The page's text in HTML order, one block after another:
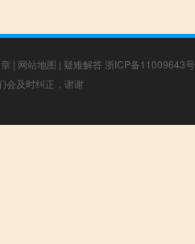
| 网站地图 | 疑难解答 浙ICP备11009643号
会及时纠正，谢谢